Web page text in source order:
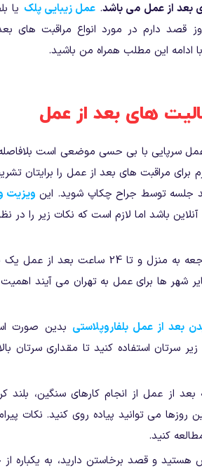
بعد از عمل می باشد.عمل زیبایی پلک یا
قصد دارم در مورد انواع مراقبت های
ادامه این مطلب همراه من باشید.
های بعد از عمل
سرپایی با بی حسی موضعی است
برای مراقبت های بعد از عمل را برایتان
جلسه توسط جراح چکاپ شوید. این ویزیت
باشد اما لازم است که نکات زیر را در
حین عمل، برای مراجعه به منزل و
شهر ها برای عمل به تهران می آیند
بعد از عمل بلفاروپلاستی
از 2 بالش زیر سرتان استفاده کنید تا مقداری
از عمل از انجام کارهای سنگین،
روزها می توانید پیاده روی کنید. نکات
کنید.
هستید و قصد برخاستن دارید، به یکباره